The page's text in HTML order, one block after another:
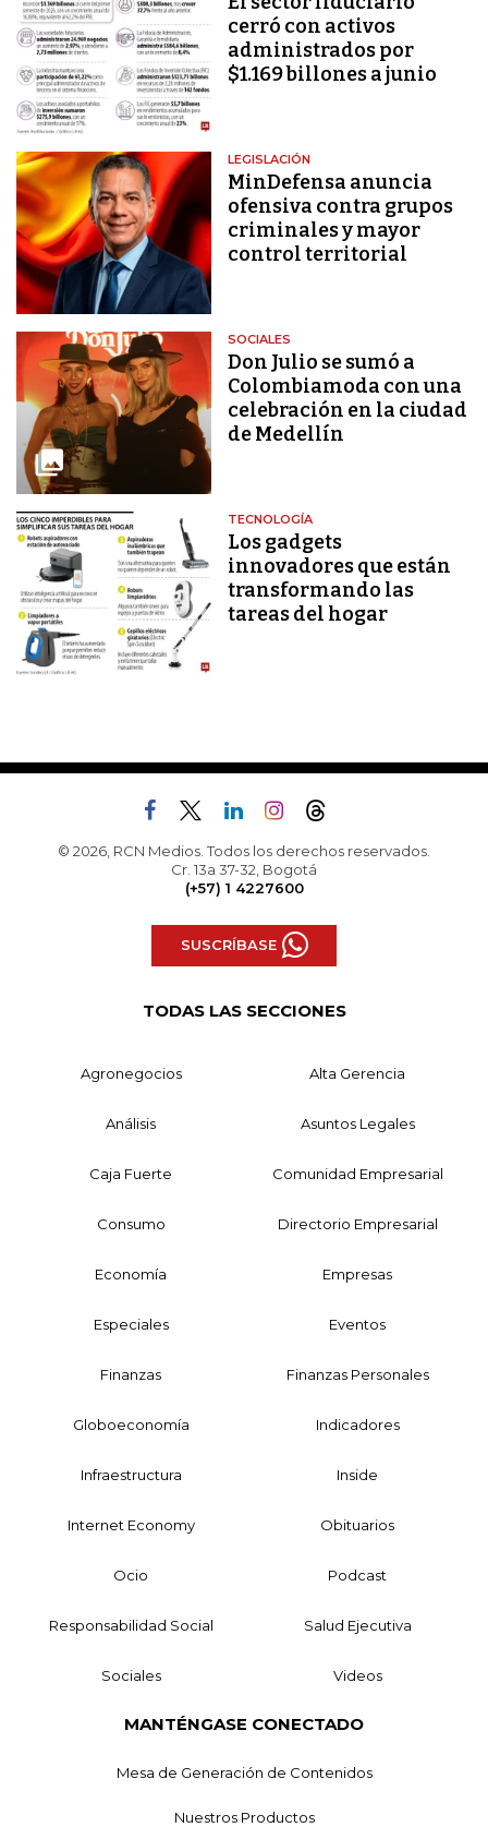
cerró con activos
administrados por
$1.169 billones a junio
LEGISLACIÓN
MinDefensa anuncia
ofensiva contra grupos
criminales y mayor
control territorial
SOCIALES
Don Julio se sumó a
Colombiamoda con una
celebración en la ciudad
de Medellín
TECNOLOGÍA
Los gadgets
innovadores que están
transformando las
tareas del hogar
© 2026, RCN Medios. Todos los derechos reservados.
Cr. 13a 37-32, Bogotá
(+57) 1 4227600
SUSCRÍBASE
TODAS LAS SECCIONES
Agronegocios Alta Gerencia
Análisis Asuntos Legales
Caja Fuerte Comunidad Empresarial
Consumo Directorio Empresarial
Economía Empresas
Especiales Eventos
Finanzas Finanzas Personales
Globoeconomía Indicadores
Infraestructura Inside
Internet Economy Obituarios
Ocio Podcast
Responsabilidad Social Salud Ejecutiva
Sociales Videos
MANTÉNGASE CONECTADO
Mesa de Generación de Contenidos
Nuestros Productos